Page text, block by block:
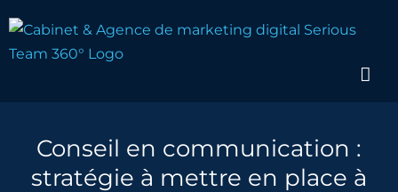
au
contenu
Conseil en communication :
stratégie à mettre en place à